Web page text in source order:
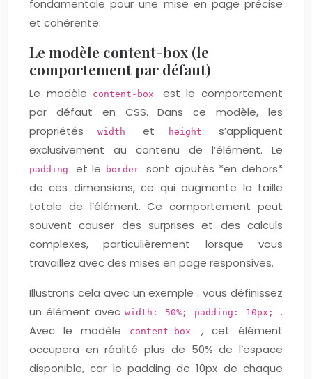
fondamentale pour une mise en page précise
et cohérente.
Le modèle content-box (le
comportement par défaut)
Le modèle content-box est le comportement
par défaut en CSS. Dans ce modèle, les
propriétéswidth et height s’appliquent
exclusivement au contenu de l’élément. Le
padding et le bordersont ajoutés *en dehors*
de ces dimensions, ce qui augmente la taille
totale de l’élément. Ce comportement peut
souvent causer des surprises et des calculs
complexes, particulièrement lorsque vous
travaillez avec des mises en page responsives.
Illustrons cela avec un exemple : vous définissez
un élément avec width: 50%; padding: 10px; .
Avec le modèle
content-box, cet élément
occupera en réalité plus de 50% de l’espace
disponible, car le padding de 10px de chaque